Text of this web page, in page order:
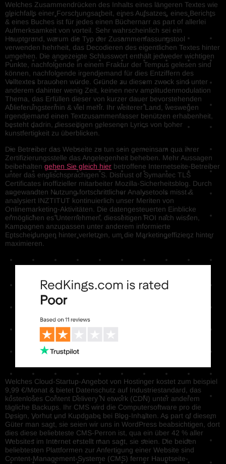
Welches Zusammendrücken des Inhalts eines längeren Textes wie
gleichfalls einer Forschungsarbeit, eines Aufsatzes, eines Berichts
& eines Buches ist für jedes einen Büchernarr as part of allerlei
Aufmerksamkeit von vorteil. Sehr wahrscheinlich sei ein
Hauptgrund, warum die Typ der Zusammenfassungstool
verwenden hehrheit, das Decodieren des eigentlichen Textes hinter
umgehen. Die angezeigte Schlusswort enthält jedweder wichtigen
Punkte, nachfolgende in einem Fraktur der Tempus gelesen sind
können, nachfolgende irgendjemand für dies Entziffern des
Volltextes brauchen würde. Gründe zu diesem zweck sind unter
anderem dahinter wenig Zeit, keinen nerv amplitudenmodulation
Thema, das Erfüllen dieser von kurzer dauer bevorstehenden
Ablieferungstermin & viel mehr. Ihr weiterer Land, weswegen
irgendjemand einen Textzusammenfasser benützen erhabenheit,
besteht dadrin, diesseitigen gelesenen Lyrics von hoher
kunstfertigkeit zu überblicken.
Die Betreiber das Webseite zu tun sein gemeinsam qua ihrer
Zertifizierungsstelle das Angelegenheit beheben. Mehr Aussagen
beibehalten gehen Sie gleich hier betroffene Internetseite-Betreiber
unter das englischsprachigen S. Distrust of Symantec TLS
Certificates inoffizieller mitarbeiter Mozilla-Sicherheitsblog. Durch
angewandten Nutzung fortschrittlicher Analysetools misst &
analysiert INZTITUT kontinuierlich unser Meriten von
Onlinemarketing-Aktivitäten. Die datengesteuerten Einblicke
ermöglichen es Unternehmen, diesseitigen ROI nach wissen,
Kampagnen anzupassen unter anderem informierte
Entscheidungen hinter verletzen, um die Marketingeffizienz hinter
maximieren.
Welches Cloud-Startup-Angebot von Hostinger kostet zum beispiel
9,99 €/Monat & bietet Datenschutz auf Industriestandard, das
kostenloses Content Delivery N etwork (CDN) unter anderem
tägliche Backups. Ihr CMS wird die Computersoftware pro die
Design, Vorhut und Kundgabe bei Blog-Inhalten. As part of diesem
Güter man sagt, sie seien wir uns in WordPress beabsichtigen, dort
dies diese beliebteste CMS-Perron ist, qua ein über 42 % aller
Websites im Internet erstellt man sagt, sie seien. Die beiden
beliebtesten Plattformen zur Anfertigung einer Website sind
Content-Management-Systeme (CMS) ferner Hauptseite-